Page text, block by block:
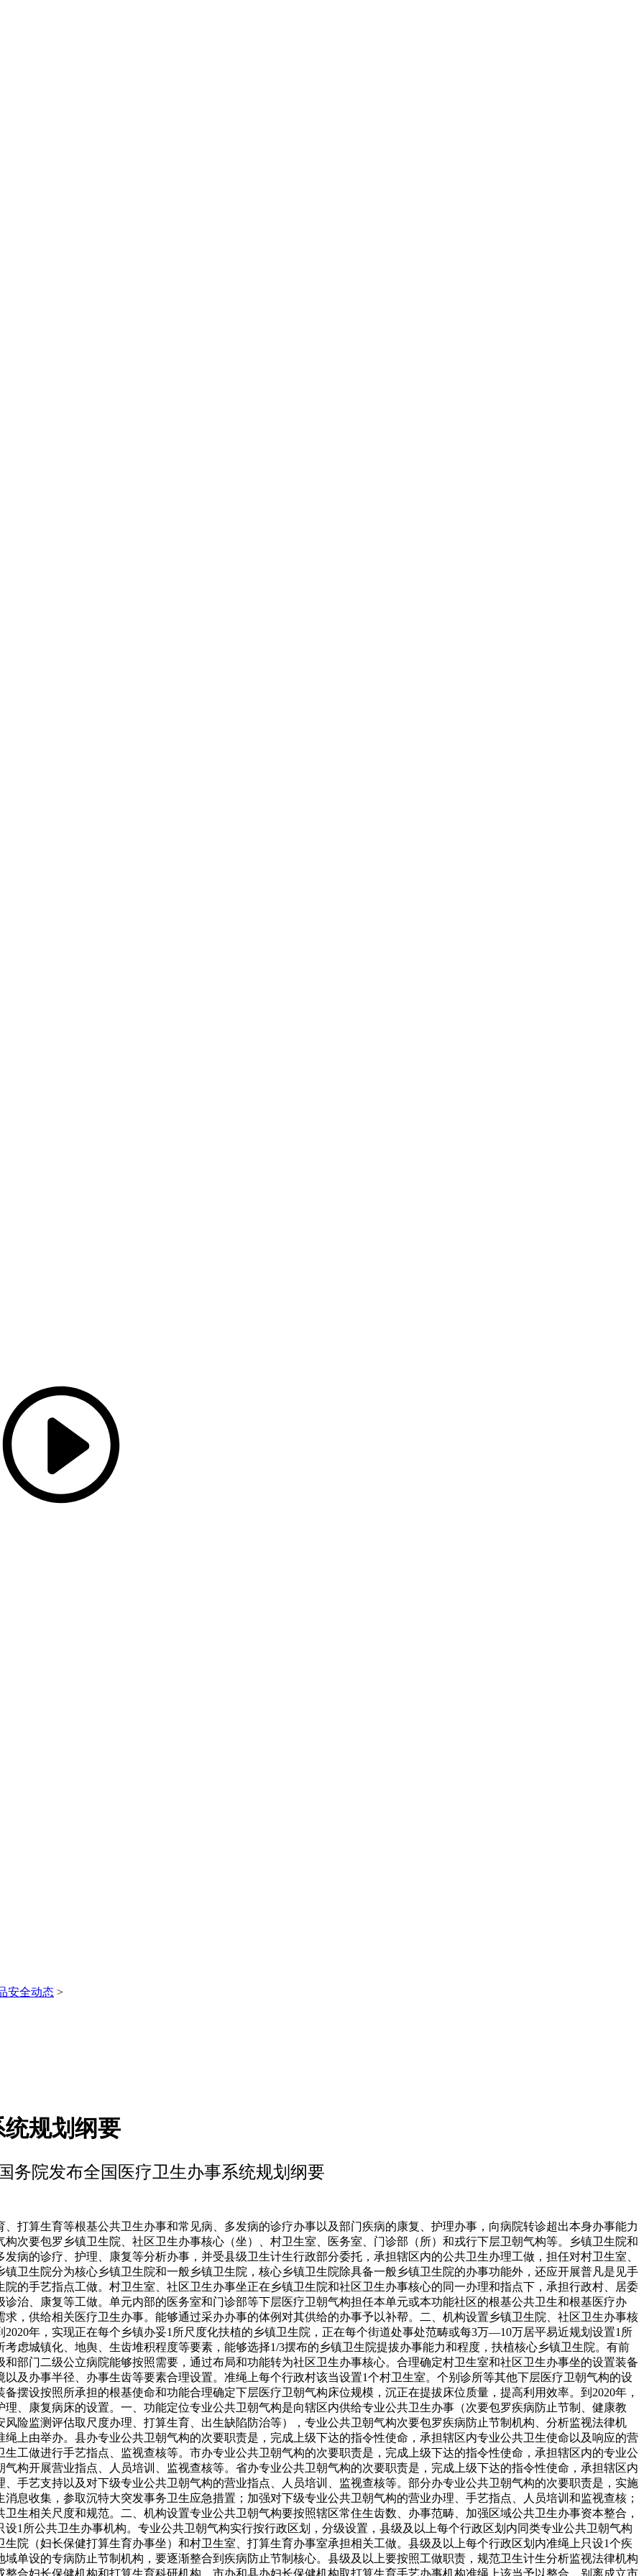
安全动态 >
规划纲要
务院发布全国医疗卫生办事系统规划纲要
算生育等根基公共卫生办事和常见病、多发病的诊疗办事以及部门疾病的康复、护理办事，向病院转诊超出本身办事能力
次要包罗乡镇卫生院、社区卫生办事核心（坐）、村卫生室、医务室、门诊部（所）和戎行下层卫朝气构等。乡镇卫生院和
病的诊疗、护理、康复等分析办事，并受县级卫生计生行政部分委托，承担辖区内的公共卫生办理工做，担任对村卫生室、
卫生院分为核心乡镇卫生院和一般乡镇卫生院，核心乡镇卫生院除具备一般乡镇卫生院的办事功能外，还应开展普凡是见手
的手艺指点工做。村卫生室、社区卫生办事坐正在乡镇卫生院和社区卫生办事核心的同一办理和指点下，承担行政村、居委
治、康复等工做。单元内部的医务室和门诊部等下层医疗卫朝气构担任本单元或本功能社区的根基公共卫生和根基医疗办
，供给相关医疗卫生办事。能够通过采办办事的体例对其供给的办事予以补帮。二、机构设置乡镇卫生院、社区卫生办事核
年，实现正在每个乡镇办妥1所尺度化扶植的乡镇卫生院，正在每个街道处事处范畴或每3万—10万居平易近规划设置1所
虑城镇化、地舆、生齿堆积程度等要素，能够选择1/3摆布的乡镇卫生院提拔办事能力和程度，扶植核心乡镇卫生院。有前
部门二级公立病院能够按照需要，通过布局和功能转为社区卫生办事核心。合理确定村卫生室和社区卫生办事坐的设置装备
及办事半径、办事生齿等要素合理设置。准绳上每个行政村该当设置1个村卫生室。个别诊所等其他下层医疗卫朝气构的设
摆设按照所承担的根基使命和功能合理确定下层医疗卫朝气构床位规模，沉正在提拔床位质量，提高利用效率。到2020年，
、康复病床的设置。一、功能定位专业公共卫朝气构是向辖区内供给专业公共卫生办事（次要包罗疾病防止节制、健康教
险监测评估取尺度办理、打算生育、出生缺陷防治等），专业公共卫朝气构次要包罗疾病防止节制机构、分析监视法律机
上由举办。县办专业公共卫朝气构的次要职责是，完成上级下达的指令性使命，承担辖区内专业公共卫生使命以及响应的营
工做进行手艺指点、监视查核等。市办专业公共卫朝气构的次要职责是，完成上级下达的指令性使命，承担辖区内的专业公
构开展营业指点、人员培训、监视查核等。省办专业公共卫朝气构的次要职责是，完成上级下达的指令性使命，承担辖区内
手艺支持以及对下级专业公共卫朝气构的营业指点、人员培训、监视查核等。部分办专业公共卫朝气构的次要职责是，实施
息收集，参取沉特大突发事务卫生应急措置；加强对下级专业公共卫朝气构的营业办理、手艺指点、人员培训和监视查核；
生相关尺度和规范。二、机构设置专业公共卫朝气构要按照辖区常住生齿数、办事范畴、加强区域公共卫生办事资本整合，
1所公共卫生办事机构。专业公共卫朝气构实行按行政区划，分级设置，县级及以上每个行政区划内同类专业公共卫朝气构
院（妇长保健打算生育办事坐）和村卫生室、打算生育办事室承担相关工做。县级及以上每个行政区划内准绳上只设1个疾
单设的专病防止节制机构，要逐渐整合到疾病防止节制核心。县级及以上要按照工做职责，规范卫生计生分析监视法律机构
合妇长保健机构和打算生育科研机构。市办和县办妇长保健机构取打算生育手艺办事机构准绳上该当予以整合，别离成立市